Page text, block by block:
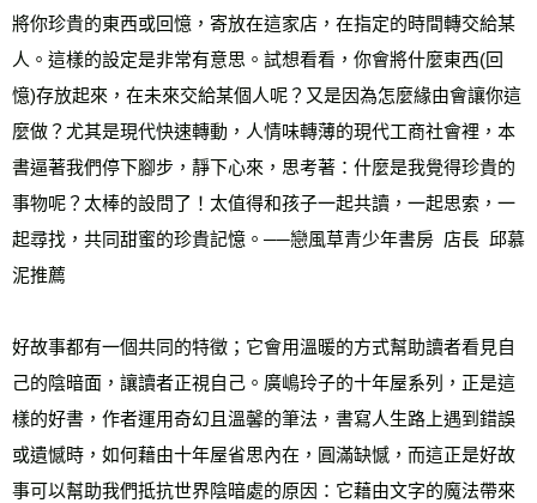
將你珍貴的東西或回憶，寄放在這家店，在指定的時間轉交給某
人。這樣的設定是非常有意思。試想看看，你會將什麼東西(回
憶)存放起來，在未來交給某個人呢？又是因為怎麼緣由會讓你這
麼做？尤其是現代快速轉動，人情味轉薄的現代工商社會裡，本
書逼著我們停下腳步，靜下心來，思考著：什麼是我覺得珍貴的
事物呢？太棒的設問了！太值得和孩子一起共讀，一起思索，一
起尋找，共同甜蜜的珍貴記憶。──戀風草青少年書房  店長  邱慕
泥推薦
好故事都有一個共同的特徵；它會用溫暖的方式幫助讀者看見自
己的陰暗面，讓讀者正視自己。廣嶋玲子的十年屋系列，正是這
樣的好書，作者運用奇幻且溫馨的筆法，書寫人生路上遇到錯誤
或遺憾時，如何藉由十年屋省思內在，圓滿缺憾，而這正是好故
事可以幫助我們抵抗世界陰暗處的原因：它藉由文字的魔法帶來